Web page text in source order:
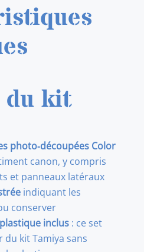
du kit
photo‑découpées Color
canon, y compris
et panneaux latéraux
indiquant les
conserver
inclus: ce set
du kit Tamiya sans